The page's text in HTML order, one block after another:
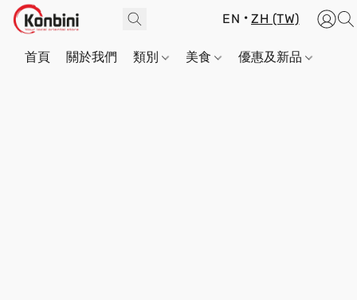
EN ZH (TW)
首頁 關於我們 類別 美食 優惠及新品